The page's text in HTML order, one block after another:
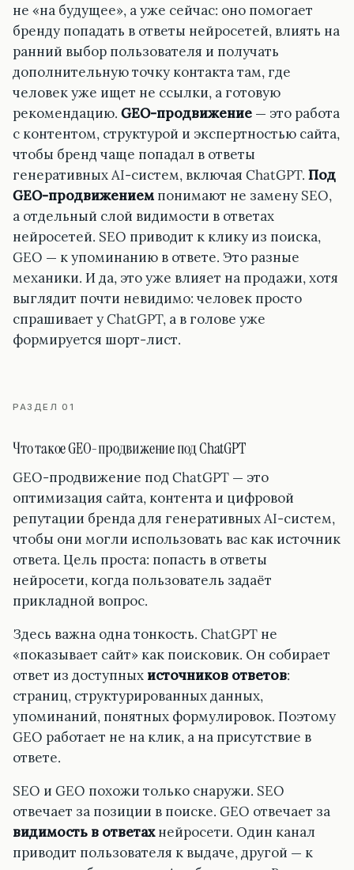
не «на будущее», а уже сейчас: оно помогает
бренду попадать в ответы нейросетей, влиять на
ранний выбор пользователя и получать
дополнительную точку контакта там, где
человек уже ищет не ссылки, а готовую
рекомендацию. GEO-продвижение — это работа
с контентом, структурой и экспертностью сайта,
чтобы бренд чаще попадал в ответы
генеративных AI-систем, включая ChatGPT. Под
GEO-продвижениемпонимают не замену SEO,
а отдельный слой видимости в ответах
нейросетей. SEO приводит к клику из поиска,
GEO — к упоминанию в ответе. Это разные
механики. И да, это уже влияет на продажи, хотя
выглядит почти невидимо: человек просто
спрашивает у ChatGPT, а в голове уже
формируется шорт-лист.
РАЗДЕЛ 01
Что такое GEO-продвижение под ChatGPT
GEO-продвижение под ChatGPT — это
оптимизация сайта, контента и цифровой
репутации бренда для генеративных AI-систем,
чтобы они могли использовать вас как источник
ответа. Цель проста: попасть в ответы
нейросети, когда пользователь задаёт
прикладной вопрос.
Здесь важна одна тонкость. ChatGPT не
«показывает сайт» как поисковик. Он собирает
ответ из доступных источников ответов:
страниц, структурированных данных,
упоминаний, понятных формулировок. Поэтому
GEO работает не на клик, а на присутствие в
ответе.
SEO и GEO похожи только снаружи. SEO
отвечает за позиции в поиске. GEO отвечает за
видимость в ответахнейросети. Один канал
приводит пользователя к выдаче, другой — к